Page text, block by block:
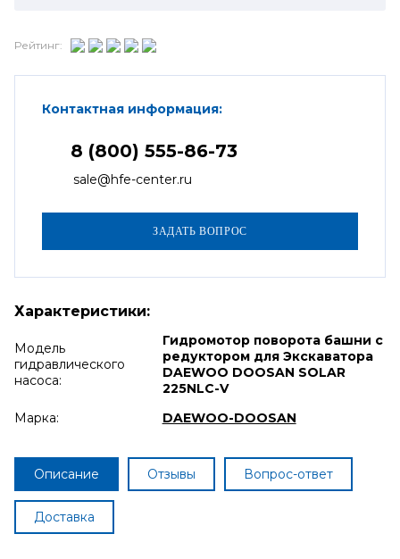
Рейтинг:
Контактная информация:
8 (800) 555-86-73
sale@hfe-center.ru
Характеристики:
Модель
гидравлического
насоса:
Гидромотор поворота башни с
редуктором для Экскаватора
DAEWOO DOOSAN SOLAR
225NLC-V
Марка:
DAEWOO-DOOSAN
Описание Отзывы Вопрос-ответ
Доставка